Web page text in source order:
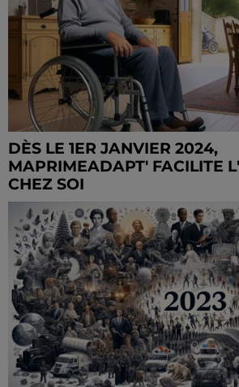
DÈS LE 1ER JANVIER 2024,
MAPRIMEADAPT' FACILITE
CHEZ SOI